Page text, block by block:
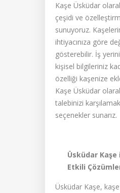
Kaşe Üsküdar
çeşidi ve
sunuyoruz.
ihtiyacınıza göre
gösterebilir. İş
kişisel bilgileriniz
özelliği kaşenize
Kaşe Üsküdar
talebinizi
seçenekler sunarız.
Üsküdar Kaşe
Etkili
Üsküdar Kaşe, kaşe